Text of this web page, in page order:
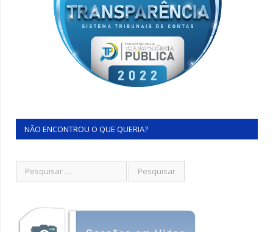
NÃO ENCONTROU O QUE QUERIA?